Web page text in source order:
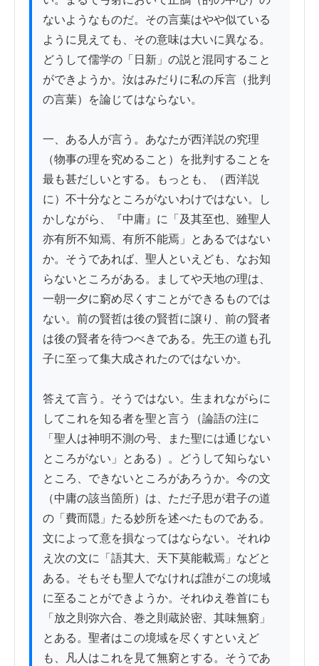
ないようなものだ。その言葉はやや似ている
ように見えても、その意味は大いに異なる。
どうして儒学の「日新」の説と混同すること
ができようか。汝はみだりに私の斥言（批判
の言葉）を論じてはならない。
一、ある人が言う。あなたが西洋説の究理
（物事の理を究めること）を批判することを
最も甚だしいとする。もっとも、（西洋説
に）不十分なところがないわけではない。し
かしながら、『中庸』に「及其至也、雖聖人
亦有所不知焉、有所不能焉」とあるではない
か。そうであれば、聖人といえども、なお知
らないところがある。ましてや天地の理は、
一朝一夕に窮め尽くすことができるものでは
ない。前の賢哲は後の賢哲に譲り、前の賢者
は後の賢者を待つべきである。先王の道も孔
子に至って集大成されたのではないか。
答えて言う。そうではない。生まれながらに
してこれを知る者を聖と言う（論語の注に
「聖人は神明不測の号、また聖には通じない
ところがない」とある）。どうして知らない
ところ、できないところがあろうか。今の文
（中庸の該当箇所）は、ただ子思が君子の道
の「費而隠」たる妙所を述べたものである。
文によって意を損なってはならない。それゆ
え次の文に「語其大、天下莫能載焉」などと
ある。そもそも聖人でなければ誰がこの境域
に至ることができようか。それゆえ巻首にも
「放之則弥六合、巻之則蔵於密、其味無窮」
とある。聖者はこの境域を尽くすといえど
も、凡人はこれを見て無窮とする。そうであ